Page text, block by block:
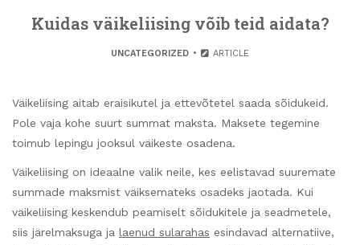
Kuidas väikeliising võib teid aidata?
UNCATEGORIZED ARTICLE
Väikeliising aitab eraisikutel ja ettevõtetel saada sõidukeid.
Pole vaja kohe suurt summat maksta. Maksete tegemine
toimub lepingu jooksul väikeste osadena.
Väikeliising on ideaalne valik neile, kes eelistavad suuremate
summade maksmist väiksemateks osadeks jaotada. Kui
väikeliising keskendub peamiselt sõidukitele ja seadmetele,
siis järelmaksuga ja laenud sularahas esindavad alternatiive,